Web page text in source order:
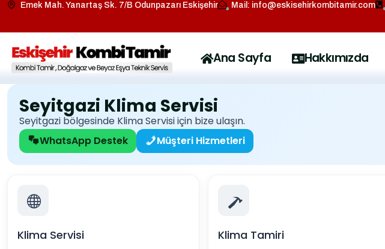
Emek Mah. Yanartaş Sk. 7/B Odunpazarı Eskişehir Mail: info@eskisehirkombitamir.com
Ana Sayfa Hakkımızda
Seyitgazi Klima Servisi
Seyitgazi bölgesinde Klima Servisi için bize ulaşın.
WhatsApp Destek
Müşteri Hizmetleri
Klima Servisi Klima Tamiri